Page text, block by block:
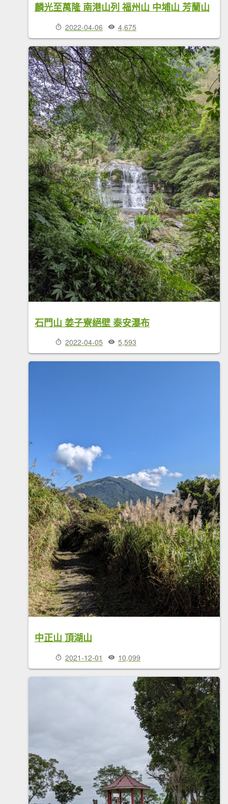
麟光至萬隆 南港山列 福州山 中埔山 芳蘭山
2022-04-06 4,675
石門山 姜子寮絕壁 泰安瀑布
2022-04-05 5,593
中正山 頂湖山
2021-12-01 10,099